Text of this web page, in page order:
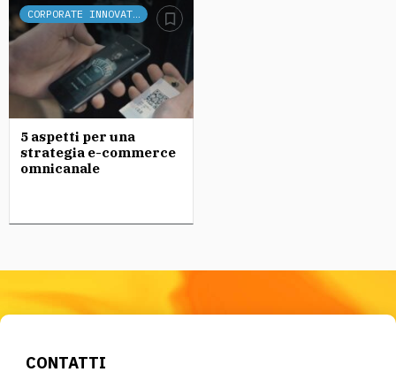
CORPORATE INNOVATION
5 aspetti per una
strategia e-commerce
omnicanale
CONTATTI